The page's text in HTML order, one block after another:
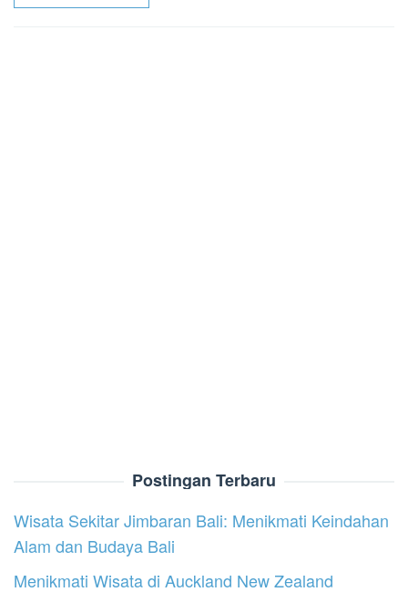
Postingan Terbaru
Wisata Sekitar Jimbaran Bali: Menikmati Keindahan
Alam dan Budaya Bali
Menikmati Wisata di Auckland New Zealand